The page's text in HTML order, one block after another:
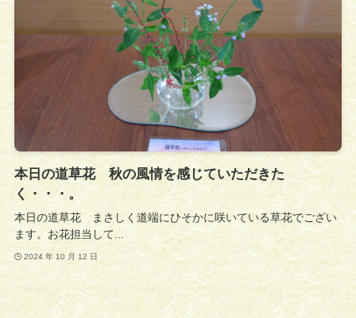
本日の道草花 秋の風情を感じていただきた
く・・・。
本日の道草花 まさしく道端にひそかに咲いている草花でござい
ます。お花担当して...
2024 年 10 月 12 日